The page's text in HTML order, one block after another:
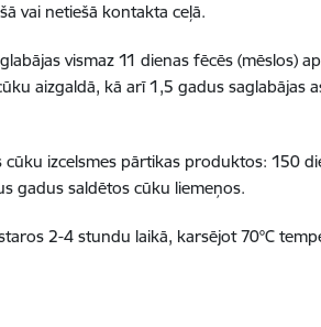
vai netiešā kontakta ceļā.
vismaz 11 dienas fēcēs (mēslos)
aizgaldā, kā arī 1,5 gadus saglabājas
cūku izcelsmes pārtikas produktos: 150
gadus saldētos cūku liemeņos.
2-4 stundu laikā, karsējot 70°C